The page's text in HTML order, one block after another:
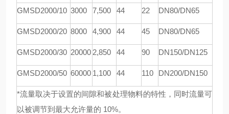
GMSD2000/10 3000 7,500 44 22 DN80/DN65
GMSD2000/20 8000 4,900 44 45 DN80/DN65
GMSD2000/30 20000 2,850 44 90 DN150/DN125
GMSD2000/50 60000 1,100 44 110 DN200/DN150
*流量取决于设置的间隙和被处理物料的特性，同时流量可
以被调节到最大允许量的 10%。